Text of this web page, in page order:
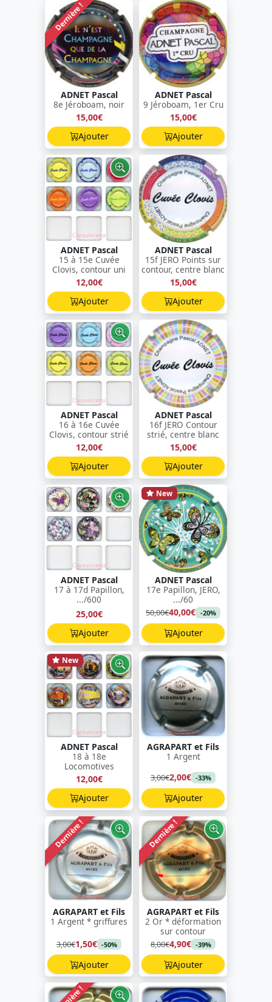
Dernière !
ADNET Pascal
8e Jéroboam, noir
15,00€
Ajouter
ADNET Pascal
9 Jéroboam, 1er Cru
15,00€
Ajouter
ADNET Pascal
15 à 15e Cuvée
Clovis, contour uni
12,00€
Ajouter
ADNET Pascal
15f JERO Points sur
contour, centre blanc
15,00€
Ajouter
ADNET Pascal
16 à 16e Cuvée
Clovis, contour strié
12,00€
Ajouter
ADNET Pascal
16f JERO Contour
strié, centre blanc
15,00€
Ajouter
ADNET Pascal
17 à 17d Papillon,
.../600
25,00€
Ajouter
New
ADNET Pascal
17e Papillon, JERO,
.../60
50,00€40,00€ -20%
Ajouter
New
ADNET Pascal
18 à 18e
Locomotives
12,00€
Ajouter
AGRAPART et Fils
1 Argent
3,00€2,00€ -33%
Ajouter
Dernière !
AGRAPART et Fils
1 Argent * griffures
3,00€1,50€ -50%
Ajouter
Dernière !
AGRAPART et Fils
2 Or * déformation
sur contour
8,00€4,90€ -39%
Ajouter